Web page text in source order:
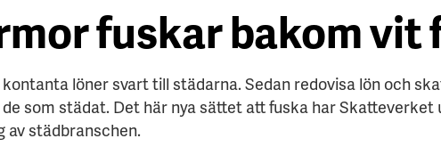
fuskar bakom vit
löner svart till städarna. Sedan redovisa lön och
som städat. Det här nya sättet att fuska har Skatteverket
av städbranschen.